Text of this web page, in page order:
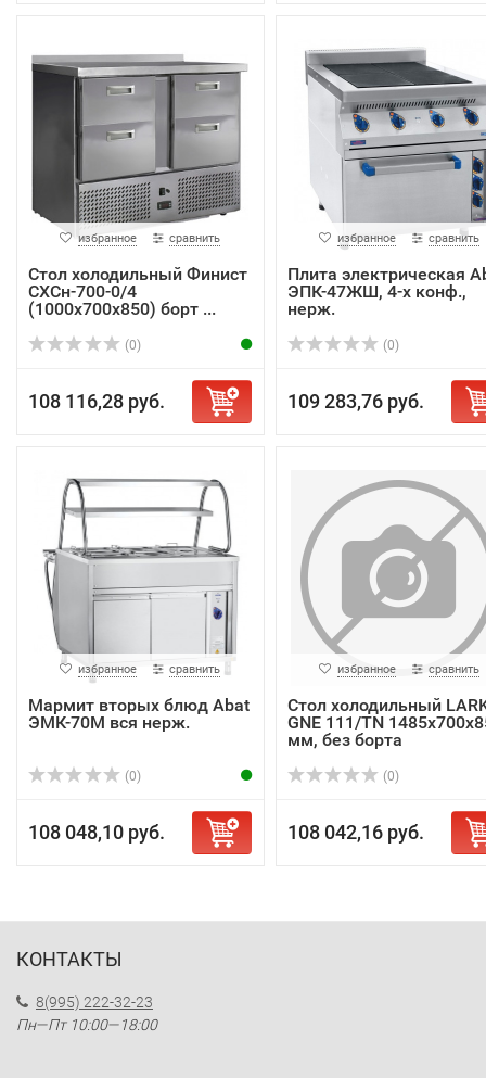
избранное сравнить
Стол холодильный Финист
СХСн-700-0/4
(1000x700x850) борт ...
(0)
108 116,28 руб.
избранное сравнить
Плита электрическая
ЭПК-47ЖШ, 4-х конф.,
нерж.
(0)
109 283,76 руб.
избранное сравнить
Мармит вторых блюд Abat
ЭМК-70М вся нерж.
(0)
108 048,10 руб.
избранное сравнить
Стол холодильный
GNE 111/TN
мм, без борта
(0)
108 042,16 руб.
КОНТАКТЫ
8(995) 222-32-23
Пн—Пт 10:00—18:00